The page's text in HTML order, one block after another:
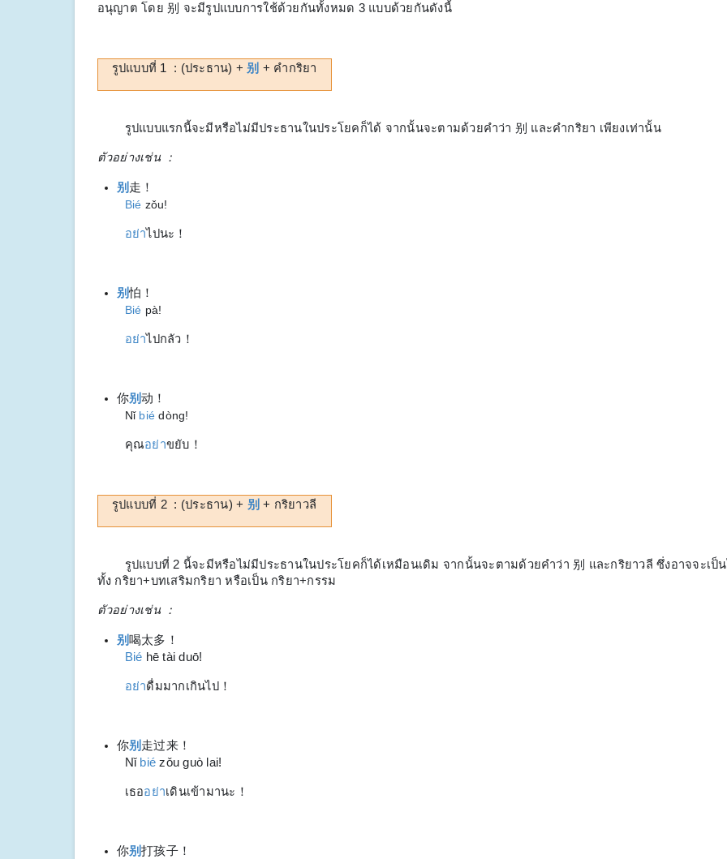
อนุญาต โดย 别 จะมีรูปแบบการใช้ด้วยกันทั้งหมด 3 แบบด้วยกันดังนี้
รูปแบบที่ 1 : (ประธาน) +别 + คำกริยา
รูปแบบแรกนี้จะมีหรือไม่มีประธานในประโยคก็ได้ จากนั้นจะตามด้วยคำว่า 别 และคำกริยา เพียงเท่านั้น
ตัวอย่างเช่น ：
别 走！
Bié zǒu!
อย่าไปนะ！
别怕！
Bié pà!
อย่าไปกลัว！
你别动！
Nǐ bié dòng!
คุณอย่าขยับ！
รูปแบบที่ 2 : (ประธาน) + 别 + กริยาวลี
รูปแบบที่ 2 นี้จะมีหรือไม่มีประธานในประโยคก็ได้เหมือนเดิม จากนั้นจะตามด้วยคำว่า 别 และกริยาวลี ซึ่งอาจจะเป็
ทั้ง กริยา+บทเสริมกริยา หรือเป็น กริยา+กรรม
ตัวอย่างเช่น ：
别 喝太多！
Bié hē tài duō!
อย่าดื่มมากเกินไป！
你别 走过来！
Nǐ bié zǒu guò lai!
เธออย่าเดินเข้ามานะ！
你别打孩子！